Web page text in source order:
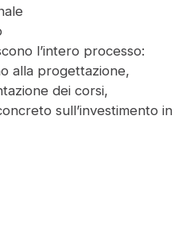
l’intero processo:
alla progettazione,
dei corsi,
sull’investimento in